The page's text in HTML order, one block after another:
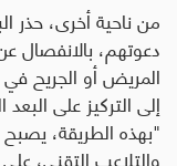
من ناحية أخرى، حذر
دعوتهم، بالانفصال
المريض أو الجريح
إلى التركيز على
"بهذه الطريقة،
والتلاعب التقني،